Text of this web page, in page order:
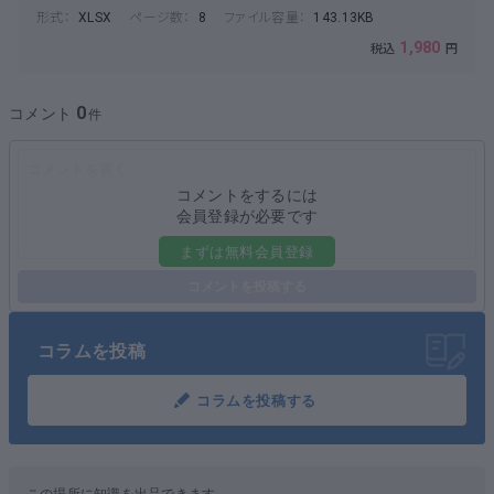
コラムを投稿
コラムを投稿する
コメント 0
コメントをするには
会員登録が必要です
まずは無料会員登録
形式： XLSX ページ数： 8 ファイル容量： 143.13KB
1,980